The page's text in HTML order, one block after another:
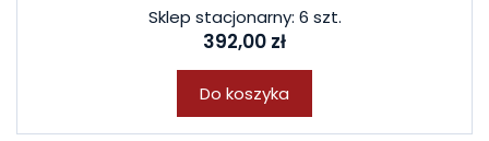
Sklep stacjonarny: 6 szt.
392,00 zł
Do koszyka